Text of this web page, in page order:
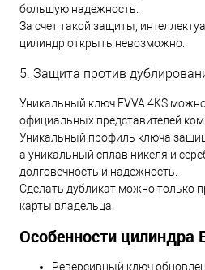
большую надежность.
За счет такой защиты,
цилиндр открыть невозможно.
5. Защита против
Уникальный ключ EVVA 4KS
официальных представителей
Уникальный профиль ключа
а уникальный сплав никеля и
долговечность и надежность.
Сделать дубликат можно только
карты владельца.
Особенности цилиндра
Реверсивный ключ